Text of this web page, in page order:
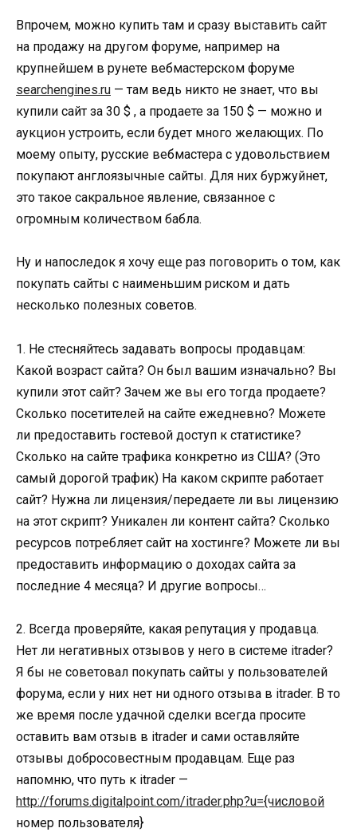
Впрочем, можно купить там и сразу выставить сайт
на продажу на другом форуме, например на
крупнейшем в рунете вебмастерском форуме
searchengines.ru — там ведь никто не знает, что вы
купили сайт за 30 $ , а продаете за 150 $ — можно и
аукцион устроить, если будет много желающих. По
моему опыту, русские вебмастера с удовольствием
покупают англоязычные сайты. Для них буржуйнет,
это такое сакральное явление, связанное с
огромным количеством бабла.
Ну и напоследок я хочу еще раз поговорить о том, как
покупать сайты с наименьшим риском и дать
несколько полезных советов.
1. Не стесняйтесь задавать вопросы продавцам:
Какой возраст сайта? Он был вашим изначально? Вы
купили этот сайт? Зачем же вы его тогда продаете?
Сколько посетителей на сайте ежедневно? Можете
ли предоставить гостевой доступ к статистике?
Сколько на сайте трафика конкретно из США? (Это
самый дорогой трафик) На каком скрипте работает
сайт? Нужна ли лицензия/передаете ли вы лицензию
на этот скрипт? Уникален ли контент сайта? Сколько
ресурсов потребляет сайт на хостинге? Можете ли вы
предоставить информацию о доходах сайта за
последние 4 месяца? И другие вопросы…
2. Всегда проверяйте, какая репутация у продавца.
Нет ли негативных отзывов у него в системе itrader?
Я бы не советовал покупать сайты у пользователей
форума, если у них нет ни одного отзыва в itrader. В то
же время после удачной сделки всегда просите
оставить вам отзыв в itrader и сами оставляйте
отзывы добросовестным продавцам. Еще раз
напомню, что путь к itrader —
http://forums.digitalpoint.com/itrader.php?u={числовой
номер пользователя}